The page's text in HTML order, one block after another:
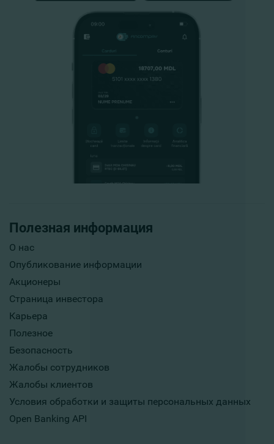
Полезная информация
О нас
Опубликование информации
Акционеры
Страница инвестора
Карьера
Полезное
Безопасность
Жалобы сотрудников
Жалобы клиентов
Условия обработки и защиты персональных данных
Open Banking API